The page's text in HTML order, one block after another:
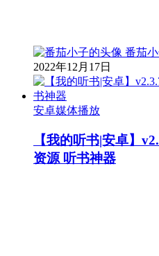
番茄
2022年12月17日
安卓媒体播放
【我的听书|安卓】
资源 听书神器